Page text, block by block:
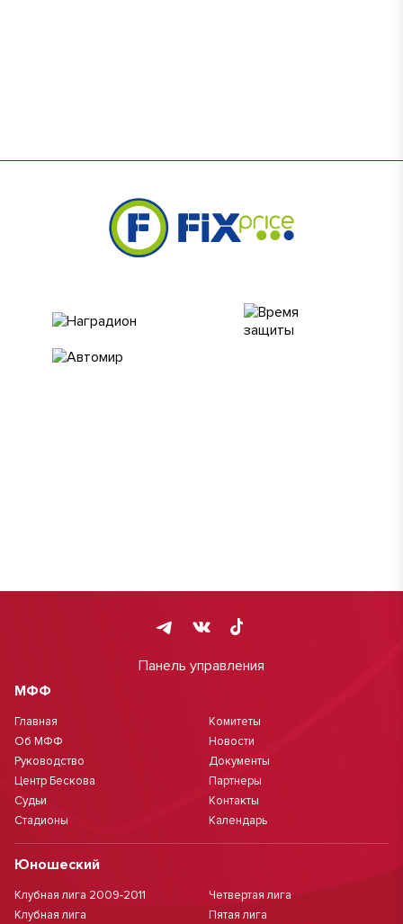
Панель управления
МФФ
Главная
Об МФФ
Руководство
Центр Бескова
Судьи
Стадионы
Комитеты
Новости
Документы
Партнеры
Контакты
Календарь
Юношеский
Клубная лига 2009-2011
Клубная лига
Четвертая лига
Пятая лига